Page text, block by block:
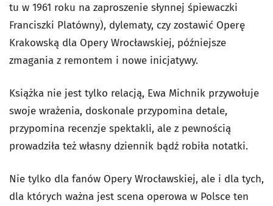
tu w 1961 roku na zaproszenie słynnej śpiewaczki
Franciszki Platówny), dylematy, czy zostawić Operę
Krakowską dla Opery Wrocławskiej, późniejsze
zmagania z remontem i nowe inicjatywy.
Książka nie jest tylko relacją, Ewa Michnik przywołuje
swoje wrażenia, doskonale przypomina detale,
przypomina recenzje spektakli, ale z pewnością
prowadziła też własny dziennik bądź robiła notatki.
Nie tylko dla fanów Opery Wrocławskiej, ale i dla tych,
dla których ważna jest scena operowa w Polsce ten